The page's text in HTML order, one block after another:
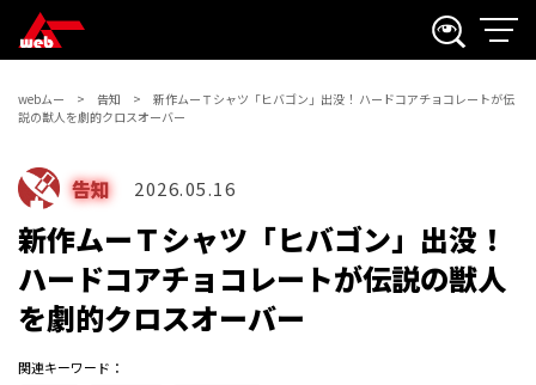
webムー 告知
新作ムーＴシャツ「ヒバゴン」出没！ ハードコアチョコレートが伝
説の獣人を劇的クロスオーバー
告知 2026.05.16
新作ムーＴシャツ「ヒバゴン」出没！
ハードコアチョコレートが伝説の獣人
を劇的クロスオーバー
関連キーワード：